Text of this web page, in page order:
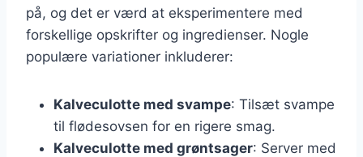
på, og det er værd at eksperimentere med
forskellige opskrifter og ingredienser. Nogle
populære variationer inkluderer:
Kalveculotte med svampe: Tilsæt svampe
til flødesovsen for en rigere smag.
Kalveculotte med grøntsager: Server med